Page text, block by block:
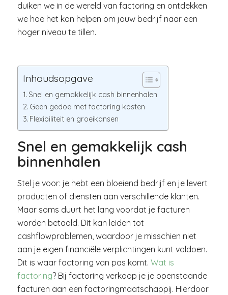
duiken we in de wereld van factoring en ontdekken
we hoe het kan helpen om jouw bedrijf naar een
hoger niveau te tillen.
Inhoudsopgave
Snel en gemakkelijk cash binnenhalen
Geen gedoe met factoring kosten
Flexibiliteit en groeikansen
Snel en gemakkelijk cash
binnenhalen
Stel je voor: je hebt een bloeiend bedrijf en je levert
producten of diensten aan verschillende klanten.
Maar soms duurt het lang voordat je facturen
worden betaald. Dit kan leiden tot
cashflowproblemen, waardoor je misschien niet
aan je eigen financiële verplichtingen kunt voldoen.
Dit is waar factoring van pas komt. Wat is
factoring? Bij factoring verkoop je je openstaande
facturen aan een factoringmaatschappij. Hierdoor